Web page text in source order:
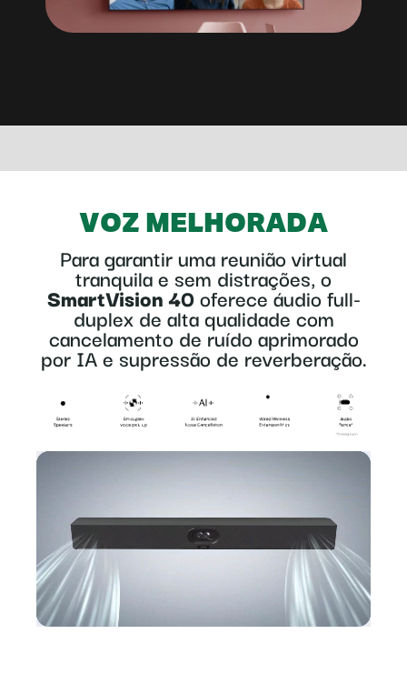
VOZ MELHORADA
Para garantir uma reunião virtual
tranquila e sem distrações, o
SmartVision 40oferece áudio full-
duplex de alta qualidade com
cancelamento de ruído aprimorado
por IA e supressão de reverberação.